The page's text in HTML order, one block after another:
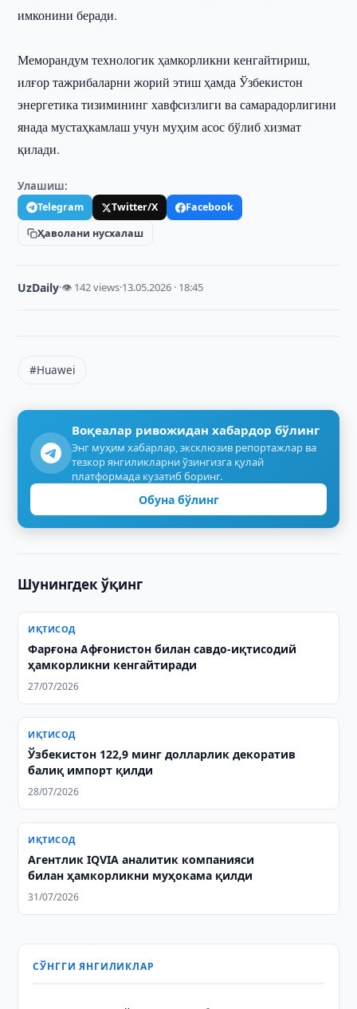
имконини беради.
Меморандум технологик ҳамкорликни кенгайтириш,
илғор тажрибаларни жорий этиш ҳамда Ўзбекистон
энергетика тизимининг хавфсизлиги ва самарадорлигини
янада мустаҳкамлаш учун муҳим асос бўлиб хизмат
қилади.
Улашиш:
Telegram Twitter/X
Facebook
Ҳаволани нусхалаш
UzDaily·👁 142 views·13.05.2026 · 18:45
#Huawei
Воқеалар ривожидан хабардор бўлинг
Энг муҳим хабарлар, эксклюзив репортажлар ва
тезкор янгиликларни ўзингизга қулай
платформада кузатиб боринг.
Обуна бўлинг
Шунингдек ўқинг
ИҚТИСОД
Фарғона Афғонистон билан савдо-иқтисодий
ҳамкорликни кенгайтиради
27/07/2026
ИҚТИСОД
Ўзбекистон 122,9 минг долларлик декоратив
балиқ импорт қилди
28/07/2026
ИҚТИСОД
Агентлик IQVIA аналитик компанияси
билан ҳамкорликни муҳокама қилди
31/07/2026
СЎНГГИ ЯНГИЛИКЛАР